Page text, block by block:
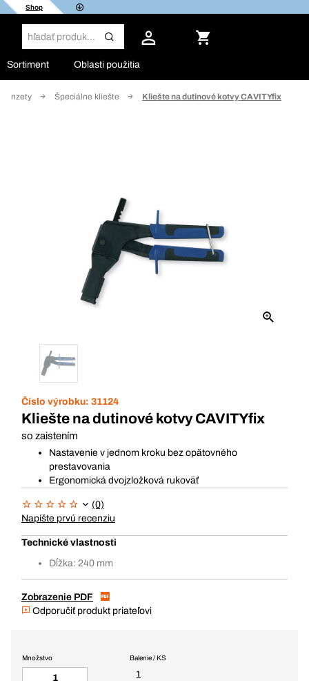
Shop
Sortiment Oblasti použitia
pinzety Špeciálne kliešte Kliešte na dutinové kotvy CAVITYfix
Číslo výrobku: 31124
Kliešte na dutinové kotvy CAVITYfix
so zaistením
Nastavenie v jednom kroku bez opätovného
prestavovania
Ergonomická dvojzložková rukoväť
(0)
Napíšte prvú recenziu
Technické vlastnosti
Dĺžka: 240 mm
Zobrazenie PDF
Odporučiť produkt priateľovi
Balenie / KS
1
Množstvo